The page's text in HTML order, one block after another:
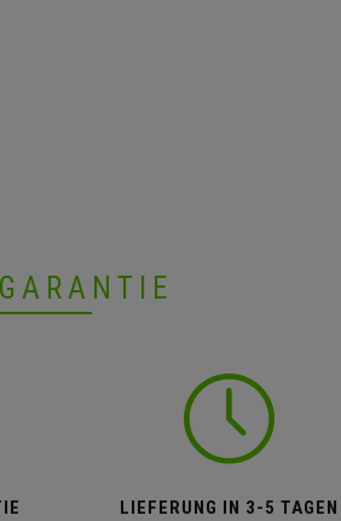
GARANTIE
LIEFERUNG IN 3-5 TAGEN